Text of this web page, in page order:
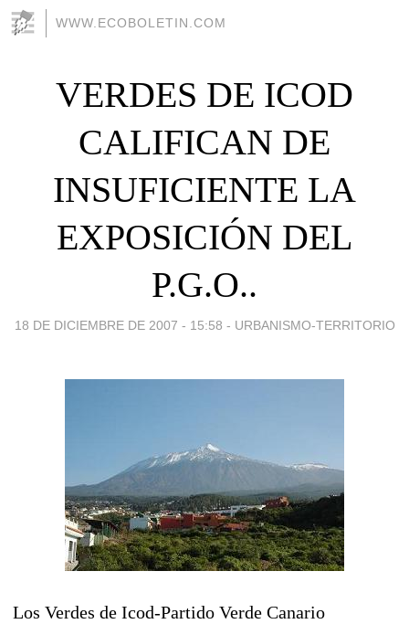
WWW.ECOBOLETIN.COM
VERDES DE ICOD
CALIFICAN DE
INSUFICIENTE LA
EXPOSICIÓN DEL
P.G.O..
18 DE DICIEMBRE DE 2007 - 15:58 - URBANISMO-TERRITORIO
Los Verdes de Icod-Partido Verde Canario